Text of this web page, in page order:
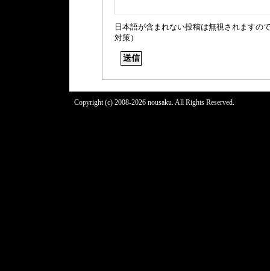
日本語が含まれない投稿は無視されますの
対策）
Copyright (c) 2008-2026 nousaku. All Rights Reserved.